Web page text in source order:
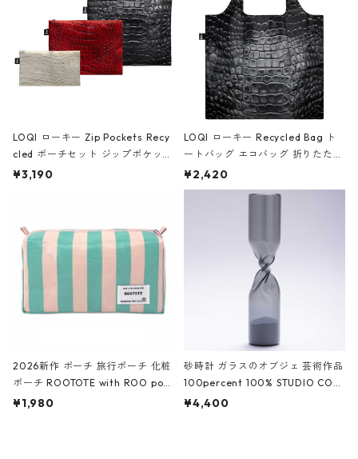
LOQI ローキー Zip Pockets Recy
cled ポーチセット ジップポケット
ファスナーポーチ 撥水加工 トラベ
ーガンディー、オフホワイト
¥3,190
LOQI ローキー Recycled Bag ト
ートバッグ エコバッグ 折りたたみ
大きめ 撥水加工 収納ポーチ CRO
CODILE/Black クロコダイル/ブラ
¥2,420
2026新作 ポーチ 旅行ポーチ 化粧
ポーチ ROOTOTE with ROO pou
ch 3532 ルートート WR.ポーチ.ラ
¥1,980
砂時計 ガラスのオブジェ 芸術作品
100percent 100% STUDIO COH
AKU Timeless 100パーセント ス
¥4,400